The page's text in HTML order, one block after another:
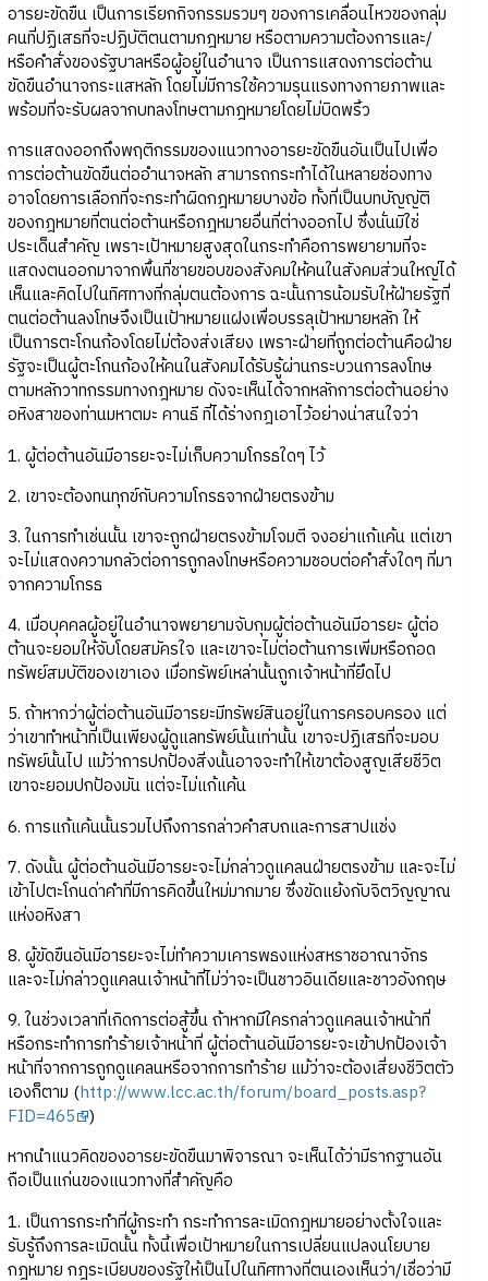
อารยะขัดขืน เป็นการเรียกกิจกรรมรวมๆ ของการเคลื่อนไหวของกลุ่ม
คนที่ปฏิเสธที่จะปฏิบัติตนตามกฎหมาย หรือตามความต้องการและ/
หรือคำสั่งของรัฐบาลหรือผู้อยู่ในอำนาจ เป็นการแสดงการต่อต้าน
ขัดขืนอำนาจกระแสหลัก โดยไม่มีการใช้ความรุนแรงทางกายภาพและ
พร้อมที่จะรับผลจากบทลงโทษตามกฎหมายโดยไม่บิดพริ้ว
การแสดงออกถึงพฤติกรรมของแนวทางอารยะขัดขืนอันเป็นไปเพื่อ
การต่อต้านขัดขืนต่ออำนาจหลัก สามารถกระทำได้ในหลายช่องทาง
อาจโดยการเลือกที่จะกระทำผิดกฎหมายบางข้อ ทั้งที่เป็นบทบัญญัติ
ของกฎหมายที่ตนต่อต้านหรือกฎหมายอื่นที่ต่างออกไป ซึ่งนั่นมิใช่
ประเด็นสำคัญ เพราะเป้าหมายสูงสุดในกระทำคือการพยายามที่จะ
แสดงตนออกมาจากพื้นที่ชายขอบของสังคมให้คนในสังคมส่วนใหญ่ได้
เห็นและคิดไปในทิศทางที่กลุ่มตนต้องการ ฉะนั้นการน้อมรับให้ฝ่ายรัฐที่
ตนต่อต้านลงโทษจึงเป็นเป้าหมายแฝงเพื่อบรรลุเป้าหมายหลัก ให้
เป็นการตะโกนก้องโดยไม่ต้องส่งเสียง เพราะฝ่ายที่ถูกต่อต้านคือฝ่าย
รัฐจะเป็นผู้ตะโกนก้องให้คนในสังคมได้รับรู้ผ่านกระบวนการลงโทษ
ตามหลักวาทกรรมทางกฎหมาย ดังจะเห็นได้จากหลักการต่อต้านอย่าง
อหิงสาของท่านมหาตมะ คานธี ที่ได้ร่างกฎเอาไว้อย่างน่าสนใจว่า
1. ผู้ต่อต้านอันมีอารยะจะไม่เก็บความโกรธใดๆ ไว้
2. เขาจะต้องทนทุกข์กับความโกรธจากฝ่ายตรงข้าม
3. ในการทำเช่นนั้น เขาจะถูกฝ่ายตรงข้ามโจมตี จงอย่าแก้แค้น แต่เขา
จะไม่แสดงความกลัวต่อการถูกลงโทษหรือความชอบต่อคำสั่งใดๆ ที่มา
จากความโกรธ
4. เมื่อบุคคลผู้อยู่ในอำนาจพยายามจับกุมผู้ต่อต้านอันมีอารยะ ผู้ต่อ
ต้านจะยอมให้จับโดยสมัครใจ และเขาจะไม่ต่อต้านการเพิ่มหรือถอด
ทรัพย์สมบัติของเขาเอง เมื่อทรัพย์เหล่านั้นถูกเจ้าหน้าที่ยึดไป
5. ถ้าหากว่าผู้ต่อต้านอันมีอารยะมีทรัพย์สินอยู่ในการครอบครอง แต่
ว่าเขาทำหน้าที่เป็นเพียงผู้ดูแลทรัพย์นั้นเท่านั้น เขาจะปฏิเสธที่จะมอบ
ทรัพย์นั้นไป แม้ว่าการปกป้องสิ่งนั้นอาจจะทำให้เขาต้องสูญเสียชีวิต
เขาจะยอมปกป้องมัน แต่จะไม่แก้แค้น
6. การแก้แค้นนั้นรวมไปถึงการกล่าวคำสบถและการสาปแช่ง
7. ดังนั้น ผู้ต่อต้านอันมีอารยะจะไม่กล่าวดูแคลนฝ่ายตรงข้าม และจะไม่
เข้าไปตะโกนด่าคำที่มีการคิดขึ้นใหม่มากมาย ซึ่งขัดแย้งกับจิตวิญญาณ
แห่งอหิงสา
8. ผู้ขัดขืนอันมีอารยะจะไม่ทำความเคารพธงแห่งสหราชอาณาจักร
และจะไม่กล่าวดูแคลนเจ้าหน้าที่ไม่ว่าจะเป็นชาวอินเดียและชาวอังกฤษ
9. ในช่วงเวลาที่เกิดการต่อสู้ขึ้น ถ้าหากมีใครกล่าวดูแคลนเจ้าหน้าที่
หรือกระทำการทำร้ายเจ้าหน้าที่ ผู้ต่อต้านอันมีอารยะจะเข้าปกป้องเจ้า
หน้าที่จากการถูกดูแคลนหรือจากการทำร้าย แม้ว่าจะต้องเสี่ยงชีวิตตัว
เองก็ตาม (http://www.lcc.ac.th/forum/board_posts.asp?
FID=465 )
หากนำแนวคิดของอารยะขัดขืนมาพิจารณา จะเห็นได้ว่ามีรากฐานอัน
ถือเป็นแก่นของแนวทางที่สำคัญคือ
1. เป็นการกระทำที่ผู้กระทำ กระทำการละเมิดกฎหมายอย่างตั้งใจและ
รับรู้ถึงการละเมิดนั้น ทั้งนี้เพื่อเป้าหมายในการเปลี่ยนแปลงนโยบาย
กฎหมาย กฎระเบียบของรัฐให้เป็นไปในทิศทางที่ตนเองเห็นว่า/เชื่อว่ามี